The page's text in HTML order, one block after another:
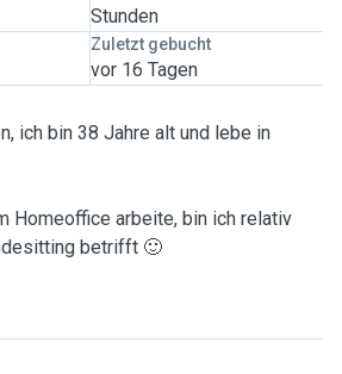
Stunden
Zuletzt gebucht
vor 16 Tagen
ich bin 38 Jahre alt und lebe in
Homeoffice arbeite, bin ich relativ
betrifft 🙂
mit Hunden und war lange Zeit
tätig (Gassigeher Ausweis